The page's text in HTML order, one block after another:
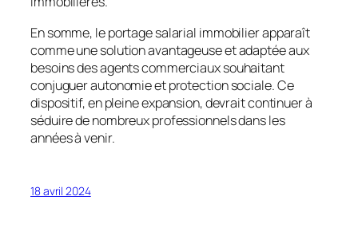
En somme, le portage salarial immobilier apparaît
comme une solution avantageuse et adaptée aux
besoins des agents commerciaux souhaitant
conjuguer autonomie et protection sociale. Ce
dispositif, en pleine expansion, devrait continuer à
séduire de nombreux professionnels dans les
années à venir.
18 avril 2024